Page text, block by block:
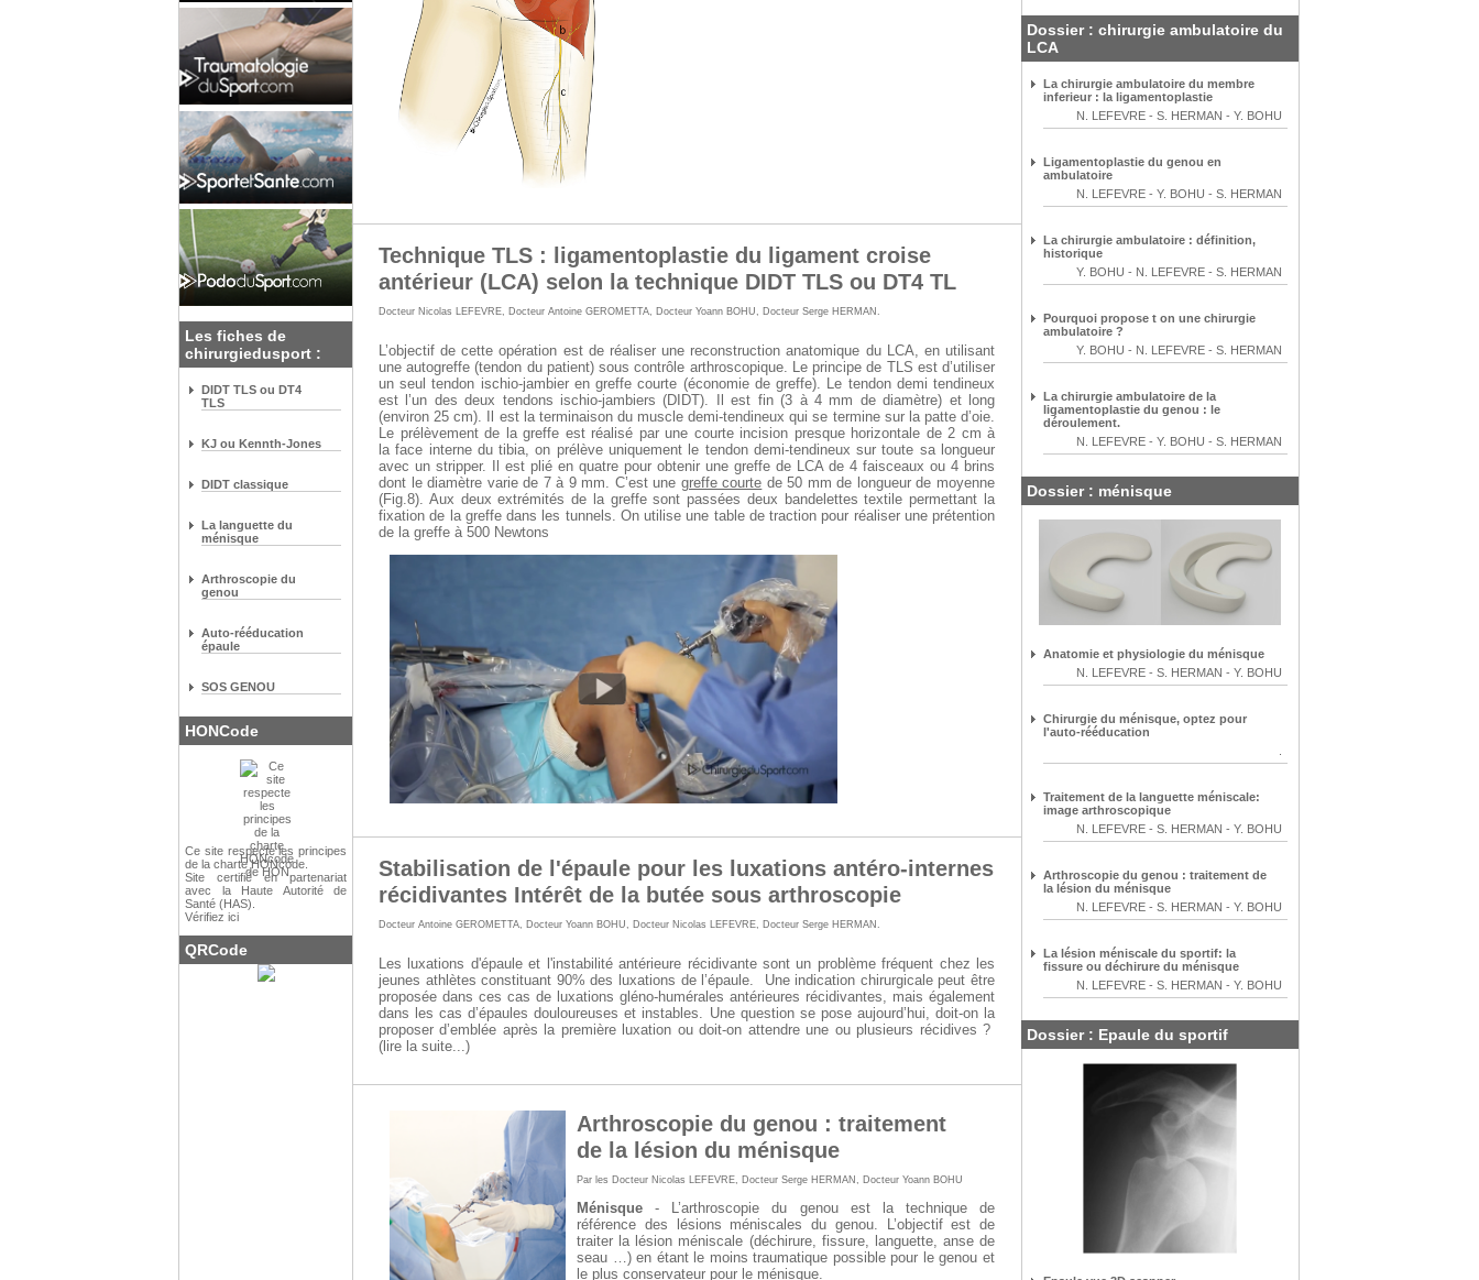
Les fiches de
chirurgiedusport :
DIDT TLS ou DT4
TLS
KJ ou Kennth-Jones
DIDT classique
La languette du
ménisque
Arthroscopie du
genou
Auto-rééducation
épaule
SOS GENOU
HONCode
Ce site respecte les principes
de la charte HONcode
Site certifié en partenariat
avec la Haute Autorité de
Santé (HAS).
Vérifiez ici
QRCode
Technique TLS : ligamentoplastie du ligament croise
antérieur (LCA) selon la technique DIDT TLS ou DT4 TL
Docteur Nicolas LEFEVRE, Docteur Antoine GEROMETTA, Docteur Yoann BOHU, Docteur Serge HERMAN .
L’objectif de cette opération est de réaliser une reconstruction anatomique du LCA, en utilisant
une autogreffe (tendon du patient) sous contrôle arthroscopique. Le principe de TLS est d’utiliser
un seul tendon ischio-jambier en greffe courte (économie de greffe). Le tendon demi tendineux
est l’un des deux tendons ischio-jambiers (DIDT). Il est fin (3 à 4 mm de diamètre) et long
(environ 25 cm). Il est la terminaison du muscle demi-tendineux qui se termine sur la patte d’oie.
Le prélèvement de la greffe est réalisé par une courte incision presque horizontale de 2 cm à
la face interne du tibia, on prélève uniquement le tendon demi-tendineux sur toute sa longueur
avec un stripper. Il est plié en quatre pour obtenir une greffe de LCA de 4 faisceaux ou 4 brins
dont le diamètre varie de 7 à 9 mm. C’est une greffe courte de 50 mm de longueur de moyenne
(Fig.8). Aux deux extrémités de la greffe sont passées deux bandelettes textile permettant la
fixation de la greffe dans les tunnels. On utilise une table de traction pour réaliser une prétention
de la greffe à 500 Newtons
Stabilisation de l'épaule pour les luxations antéro-internes
récidivantes Intérêt de la butée sous arthroscopie
Docteur Antoine GEROMETTA, Docteur Yoann BOHU, Docteur Nicolas LEFEVRE, Docteur Serge HERMAN .
Les luxations d'épaule et l'instabilité antérieure récidivante sont un problème fréquent chez les
jeunes athlètes constituant 90% des luxations de l’épaule. Une indication chirurgicale peut être
proposée dans ces cas de luxations gléno-humérales antérieures récidivantes, mais également
dans les cas d’épaules douloureuses et instables. Une question se pose aujourd’hui, doit-on la
proposer d’emblée après la première luxation ou doit-on attendre une ou plusieurs récidives ?
(lire la suite...)
Arthroscopie du genou : traitement
de la lésion du ménisque
Par les Docteur Nicolas LEFEVRE, Docteur Serge HERMAN , Docteur Yoann BOHU
Ménisque - L’arthroscopie du genou est la technique de
référence des lésions méniscales du genou. L’objectif est de
traiter la lésion méniscale (déchirure, fissure, languette, anse de
seau …) en étant le moins traumatique possible pour le genou et
le plus conservateur pour le ménisque.
Dossier : chirurgie ambulatoire du
LCA
La chirurgie ambulatoire du membre
inferieur : la ligamentoplastie
N. LEFEVRE - S. HERMAN - Y. BOHU
Ligamentoplastie du genou en
ambulatoire
N. LEFEVRE - Y. BOHU - S. HERMAN
La chirurgie ambulatoire : définition,
historique
Y. BOHU - N. LEFEVRE - S. HERMAN
Pourquoi propose t on une chirurgie
ambulatoire ?
Y. BOHU - N. LEFEVRE - S. HERMAN
La chirurgie ambulatoire de la
ligamentoplastie du genou : le
déroulement.
N. LEFEVRE - Y. BOHU - S. HERMAN
Dossier : ménisque
Anatomie et physiologie du ménisque
N. LEFEVRE - S. HERMAN - Y. BOHU
Chirurgie du ménisque, optez pour
l'auto-rééducation
Traitement de la languette méniscale:
image arthroscopique
N. LEFEVRE - S. HERMAN - Y. BOHU
Arthroscopie du genou : traitement de
la lésion du ménisque
N. LEFEVRE - S. HERMAN - Y. BOHU
La lésion méniscale du sportif: la
fissure ou déchirure du ménisque
N. LEFEVRE - S. HERMAN - Y. BOHU
Dossier : Epaule du sportif